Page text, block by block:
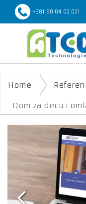
+381 60 04 02 021
Home
Dom za decu i